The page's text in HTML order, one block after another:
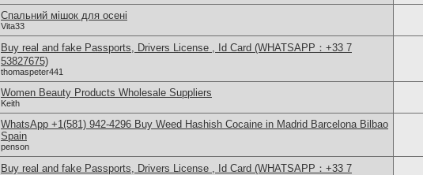
Спальний мішок для осені
Vita33
Buy real and fake Passports, Drivers License , Id Card (WHATSAPP：+33 7
53827675)
thomaspeter441
Women Beauty Products Wholesale Suppliers
Keith
WhatsApp +1(581) 942-4296 Buy Weed Hashish Cocaine in Madrid Barcelona Bilbao
Spain
penson
Buy real and fake Passports, Drivers License , Id Card (WHATSAPP：+33 7